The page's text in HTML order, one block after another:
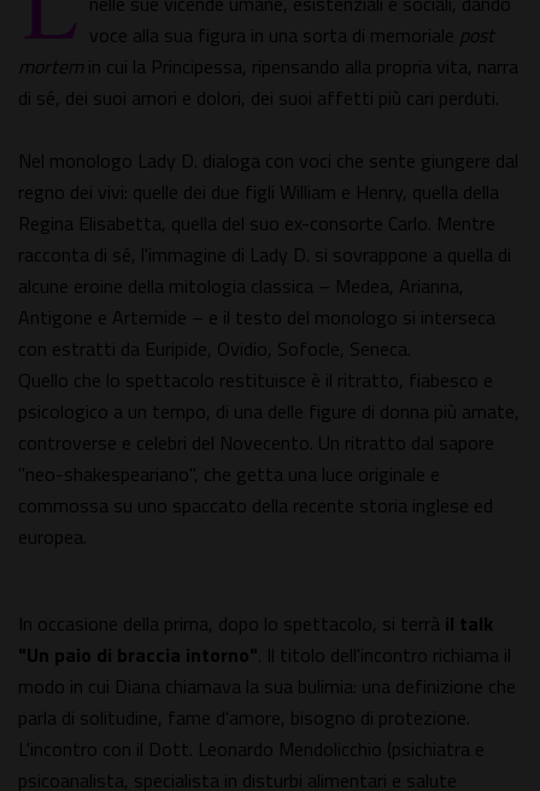
voce alla sua figura in una sorta di memoriale post
mortem in cui la Principessa, ripensando alla propria vita, narra
di sé, dei suoi amori e dolori, dei suoi affetti più cari perduti.
Nel monologo Lady D. dialoga con voci che sente giungere dal
regno dei vivi: quelle dei due figli William e Henry, quella della
Regina Elisabetta, quella del suo ex-consorte Carlo. Mentre
racconta di sé, l'immagine di Lady D. si sovrappone a quella di
alcune eroine della mitologia classica – Medea, Arianna,
Antigone e Artemide – e il testo del monologo si interseca
con estratti da Euripide, Ovidio, Sofocle, Seneca.
Quello che lo spettacolo restituisce è il ritratto, fiabesco e
psicologico a un tempo, di una delle figure di donna più amate,
controverse e celebri del Novecento. Un ritratto dal sapore
"neo-shakespeariano", che getta una luce originale e
commossa su uno spaccato della recente storia inglese ed
europea.
In occasione della prima, dopo lo spettacolo, si terrà il talk
"Un paio di braccia intorno". Il titolo dell'incontro richiama il
modo in cui Diana chiamava la sua bulimia: una definizione che
parla di solitudine, fame d'amore, bisogno di protezione.
L'incontro con il Dott. Leonardo Mendolicchio (psichiatra e
psicoanalista, specialista in disturbi alimentari e salute